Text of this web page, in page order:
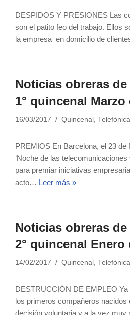
DESPIDOS Y PRESIONES Las
son el patito feo del trabajo. Ellos
la empresa en domicilio de
Noticias obreras
1° quincenal Marzo
16/03/2017 Quincenal , Telefónica
PREMIOS En Barcelona, el 23 de
‘Noche de las
para premiar iniciativas
acto… Leer más »
Noticias obreras
2° quincenal Enero
14/02/2017 Quincenal , Telefónica
DESTRUCCIÓN DE EMPLEO
los primeros compañeros nacidos
decisión voluntaria y a la vez muy